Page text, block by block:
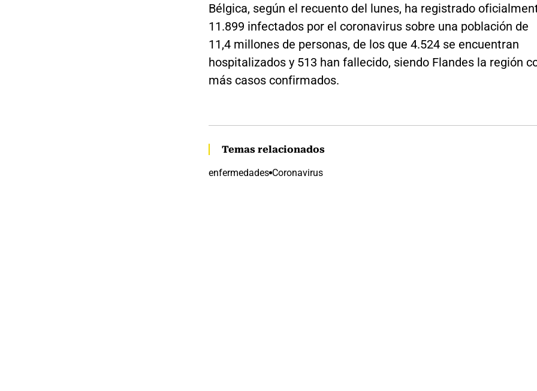
Bélgica, según el recuento del lunes, ha registrado
11.899 infectados por el coronavirus sobre una población de
11,4 millones de personas, de los que 4.524 se encuentran
hospitalizados y 513 han fallecido, siendo Flandes la región
más casos confirmados.
Temas relacionados
enfermedades Coronavirus